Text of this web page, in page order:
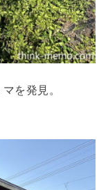
を発見。